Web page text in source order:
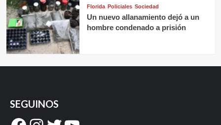
Florida Policiales Sociedad
Un nuevo allanamiento dejó a un
hombre condenado a prisión
SEGUINOS